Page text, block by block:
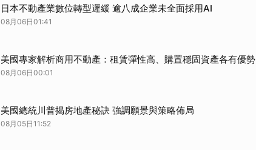
日本不動產業數位轉型遲緩 逾八成企業未全面採用AI
08月06日01:41
美國專家解析商用不動產：租賃彈性高、購置穩固資產各有優勢
08月06日00:01
美國總統川普揭房地產秘訣 強調願景與策略佈局
08月05日11:52